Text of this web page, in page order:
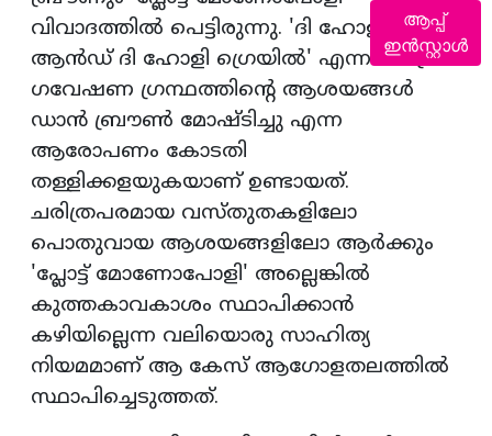
വിവാദത്തിൽ പെട്ടിരുന്നു. 'ദി ഹോളി ബ്ലഡ്
ആൻഡ് ദി ഹോളി ഗ്രെയിൽ' എന്ന ചരിത്ര
ഗവേഷണ ഗ്രന്ഥത്തിന്റെ ആശയങ്ങൾ
ഡാൻ ബ്രൗൺ മോഷ്ടിച്ചു എന്ന
ആരോപണം കോടതി
തള്ളിക്കളയുകയാണ് ഉണ്ടായത്.
ചരിത്രപരമായ വസ്തുതകളിലോ
പൊതുവായ ആശയങ്ങളിലോ ആർക്കും
'പ്ലോട്ട് മോണോപോളി' അല്ലെങ്കിൽ
കുത്തകാവകാശം സ്ഥാപിക്കാൻ
കഴിയില്ലെന്ന വലിയൊരു സാഹിത്യ
നിയമമാണ് ആ കേസ് ആഗോളതലത്തിൽ
സ്ഥാപിച്ചെടുത്തത്.
ആപ്പ്
ഇൻസ്റ്റാൾ